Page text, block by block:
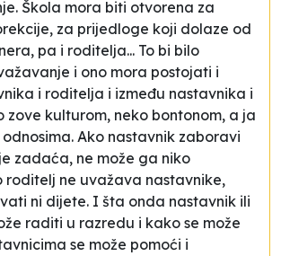
Škola mora biti otvorena za
za prijedloge koji dolaze od
pa i roditelja... To bi bilo
i ono mora postojati i
i roditelja i između nastavnika i
zove kulturom, neko bontonom, a ja
Ako nastavnik zaboravi
zadaća, ne može ga niko
roditelj ne uvažava nastavnike,
ni dijete. I šta onda nastavnik ili
raditi u razredu i kako se može
se može pomoći i